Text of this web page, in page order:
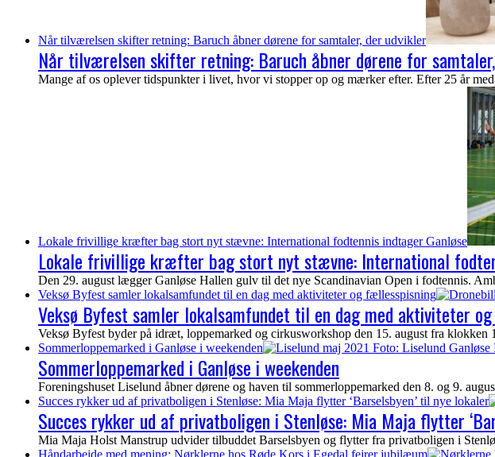
Når tilværelsen skifter retning: Baruch åbner dørene for samtaler, der udvikler
Når tilværelsen skifter retning: Baruch åbner dørene for
Mange af os oplever tidspunkter i livet, hvor vi stopper op og mærker efter. Efter 25 år
Lokale frivillige kræfter bag stort nyt stævne: International fodtennis indtager Ganløse
Lokale frivillige kræfter bag stort nyt stævne: International
Den 29. august lægger Ganløse Hallen gulv til det nye Scandinavian Open i fodtennis.
Veksø Byfest samler lokalsamfundet til en dag med aktiviteter og fællesspisning
Veksø Byfest samler lokalsamfundet til en dag med aktiviteter
Veksø Byfest byder på idræt, loppemarked og cirkusworkshop den 15. august fra
Sommerloppemarked i Ganløse i weekenden
Sommerloppemarked i Ganløse i weekenden
Foreningshuset Liselund åbner dørene og haven til sommerloppemarked den 8. og 9.
Succes rykker ud af privatboligen i Stenløse: Mia Maja flytter ‘Barselsbyen’ til nye lokaler
Succes rykker ud af privatboligen i Stenløse: Mia Maja flytter
Mia Maja Holst Manstrup udvider tilbuddet Barselsbyen og flytter fra privatboligen i